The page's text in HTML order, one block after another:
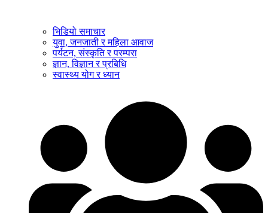
भिडियो समाचार
युवा, जनजाती र महिला आवाज
पर्यटन, संस्कृति र परम्परा
ज्ञान, विज्ञान र प्रबिधि
स्वास्थ्य योग र ध्यान